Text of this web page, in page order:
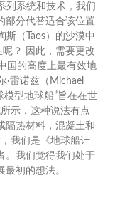
列系统和技术，我们
部分代替适合该位置
斯（Taos）的沙漠中
呢？ 因此，需要更改
国的高度上最有效地
·雷诺兹（Michael
模型地球船”旨在在世
示，这种说法有点
隔热材料，混凝土和
我们是《地球船计
。我们觉得我们处于
初的想法。